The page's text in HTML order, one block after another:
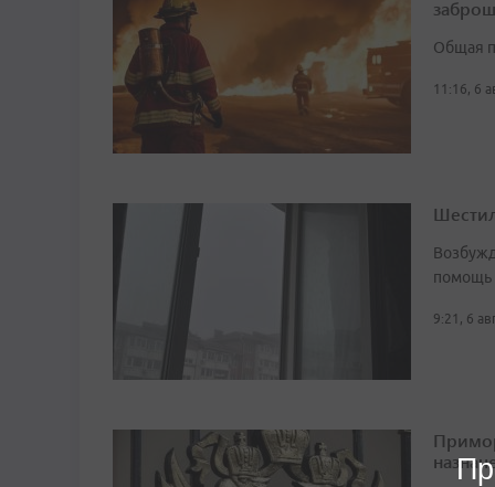
Общая
11:16, 6
помощь
9:21, 6